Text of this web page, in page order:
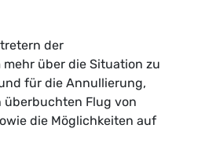
der
über die Situation zu
für die Annullierung,
überbuchten Flug von
die Möglichkeiten auf